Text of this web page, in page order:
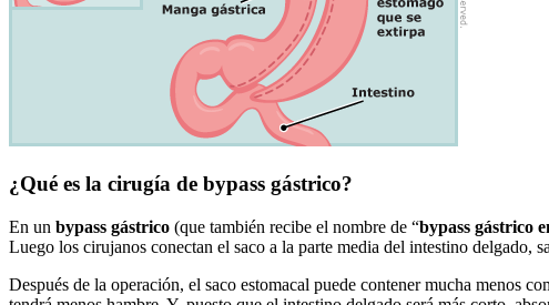
¿Qué es la cirugía de bypass gástrico?
En un bypass gástrico (que también recibe el nombre de “bypass gástrico
Luego los cirujanos conectan el saco a la parte media del intestino delgado,
Después de la operación, el saco estomacal puede contener mucha menos